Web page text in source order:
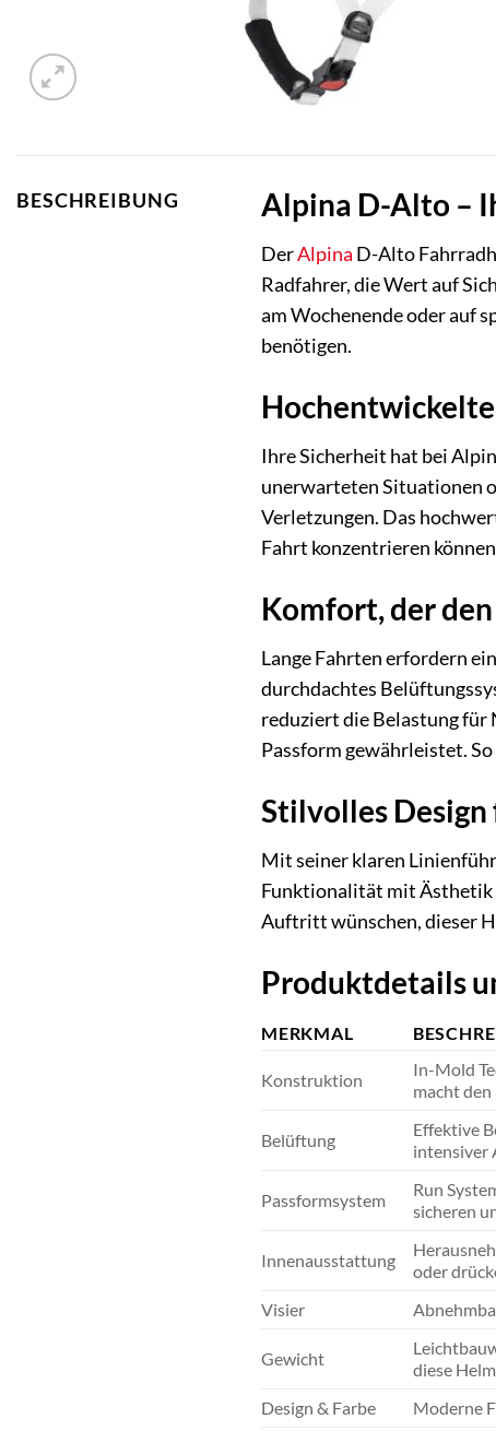
BESCHREIBUNG Alpina D-Alto –
DerAlpina D-Alto
Radfahrer, die Wert auf
am Wochenende oder auf
benötigen.
Ihre Sicherheit hat bei
unerwarteten Situationen
Verletzungen. Das
Fahrt konzentrieren
Komfort, der
Lange Fahrten erfordern
durchdachtes
reduziert die Belastung für
Passform gewährleistet.
Stilvolles
Mit seiner klaren
Funktionalität mit Ästhetik
Auftritt wünschen, dieser
Produktdetails
MERKMAL
Konstruktion
In-Mold
macht
Belüftung
Effektive
intensiver
Passformsystem
Run
sicheren
Innenausstattung
oder
Visier
Gewicht
diese
Design & Farbe
Moderne